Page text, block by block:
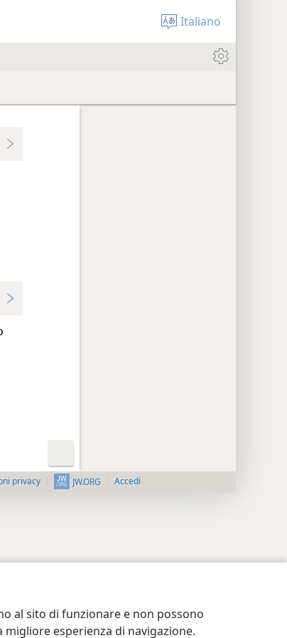
al sito di funzionare e non possono
esperienza di navigazione.
Italiano
privacy JW.ORG Accedi